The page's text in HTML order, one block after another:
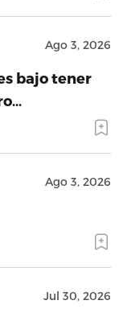
Ago 3, 2026
bajo tener
Ago 3, 2026
Jul 30, 2026